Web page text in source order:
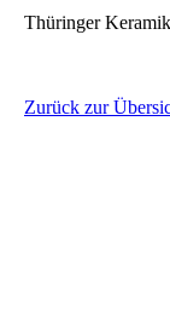
Thüringer
Zurück zur